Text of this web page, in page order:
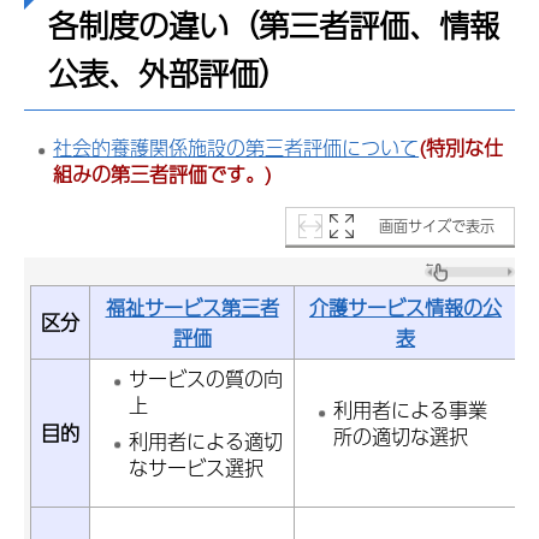
各制度の違い（第三者評価、情報
公表、外部評価）
社会的養護関係施設の第三者評価について(特別な仕
組みの第三者評価です。)
画面サイズで表示
区分
福祉サービス第三者
評価
介護サービス情報の公
表
目的
サービスの質の向
上
利用者による適切
なサービス選択
利用者による事業
所の適切な選択